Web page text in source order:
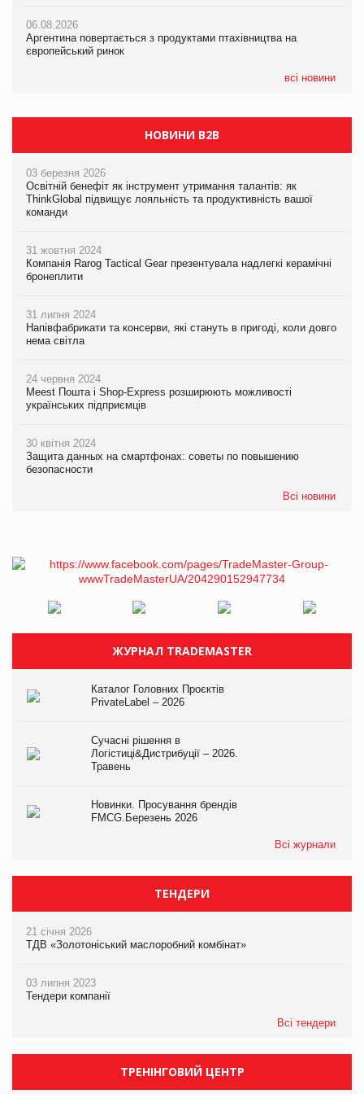
06.08.2026
Аргентина повертається з продуктами птахівництва на
європейський ринок
всі новини
Смачне поповнення дитячого меню: у VARUS з’явилися
новинки від ТМ ТОКЕРИ
06.08.2026
Аргентина повертається з продуктами птахівництва на
європейський ринок
НОВИНИ B2B
03 березня 2026
Освітній бенефіт як інструмент утримання талантів: як
ThinkGlobal підвищує лояльність та продуктивність вашої
команди
31 жовтня 2024
Компанія Rarog Tactical Gear презентувала надлегкі керамічні
бронеплити
31 липня 2024
Напівфабрикати та консерви, які стануть в пригоді, коли довго
нема світла
24 червня 2024
Meest Пошта і Shop-Express розширюють можливості
українських підприємців
30 квітня 2024
Защита данных на смартфонах: советы по повышению
безопасности
Всі новини
ЖУРНАЛ TRADEMASTER
Каталог Головних Проєктів
PrivateLabel – 2026
Сучасні рішення в
Логістиці&Дистрибуції – 2026.
Травень
Новинки. Просування брендів
FMCG.Березень 2026
Всі журнали
ТЕНДЕРИ
21 січня 2026
ТДВ «Золотоніський маслоробний комбінат»
03 липня 2023
Тендери компанії
Всі тендери
ТРЕНІНГОВИЙ ЦЕНТР